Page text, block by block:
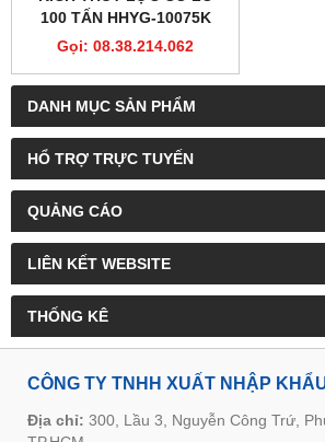
DANH MỤC SẢN PHẨM
HỔ TRỢ TRỰC TUYẾN
QUẢNG CÁO
LIÊN KẾT WEBSITE
THỐNG KÊ
100 TẤN HHYG-10075K
Gọi: 08.38.214.062
CÔNG TY TNHH XUẤT NHẬP
Địa chỉ: 300, Lầu 3, Nguyễn Công Trứ,